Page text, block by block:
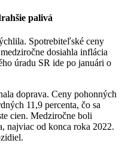
palivá
Spotrebiteľské ceny
dosiahla inflácia
úradu SR ide po januári o
doprava. Ceny pohonných
11,9 percenta, čo sa
cien. Medziročne boli
najviac od konca roka 2022.